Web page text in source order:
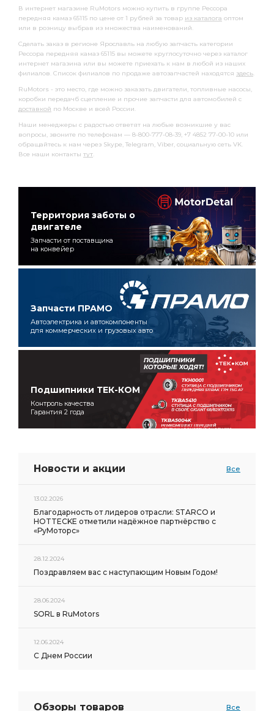
В интернет магазине RuMotors можно купить в группе Рессора
передняя камаз 65115 по цене от 1 рублей за товар из каталога оптом
или в розницу выбрав из множества наименований.
Сделать заказ в регионе Ярославль на любую запчасть категории
Рессора передняя камаз 65115 вы можете круглосуточно через каталог
интернет магазина или вы можете приехать к нам в любой из наших
филиалов. Список филиалов по продаже автозапчастей находятся здесь.
RuMotors - это место, где можно заказать двигатели, топливные насосы,
коробки передачб сцепление и прочие запчасти для автомобилей с
доставкой по Москве и всей России.
Наши менеджеры с радостью ответят на любые возникшие у вас
вопросы, звоните по телефонам — 8-800-777-08-39, +7 4852 77-00-10 или
обращайтесь к нам через Skype, Telegram, Viber, социальную сеть VK.
Все наши контакты тут.
Территория заботы о
двигателе
Запчасти от поставщика
на конвейер
Запчасти ПРАМО
Автоэлектрика и автокомпоненты
для коммерческих и грузовых авто
Подшипники ТЕК-КОМ
Контроль качества
Гарантия 2 года
Новости и акции Все
13.02.2026
Благодарность от лидеров отрасли: STARCO и
HOTTECKE отметили надёжное партнёрство с
«РуМоторс»
28.12.2024
Поздравляем вас с наступающим Новым Годом!
28.06.2024
SORL в RuMotors
12.06.2024
С Днем России
Обзоры товаров Все